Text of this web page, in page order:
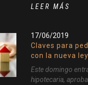
LEER MÁS
17/06/2019
Claves para
con la nueva ley
Este domingo
hipotecaria,